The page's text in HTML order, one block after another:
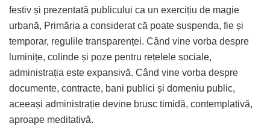
festiv și prezentată publicului ca un exercițiu de magie
urbană, Primăria a considerat că poate suspenda, fie și
temporar, regulile transparenței. Când vine vorba despre
luminițe, colinde și poze pentru rețelele sociale,
administrația este expansivă. Când vine vorba despre
documente, contracte, bani publici și domeniu public,
aceeași administrație devine brusc timidă, contemplativă,
aproape meditativă.